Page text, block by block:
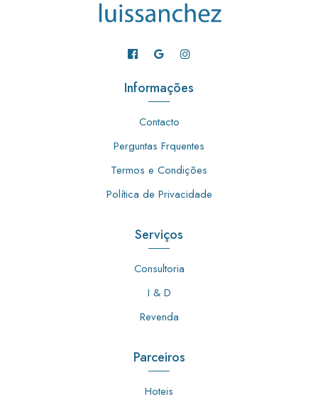
Informações
Contacto
Perguntas Frquentes
Termos e Condições
Política de Privacidade
Serviços
Consultoria
I & D
Revenda
Parceiros
Hoteis